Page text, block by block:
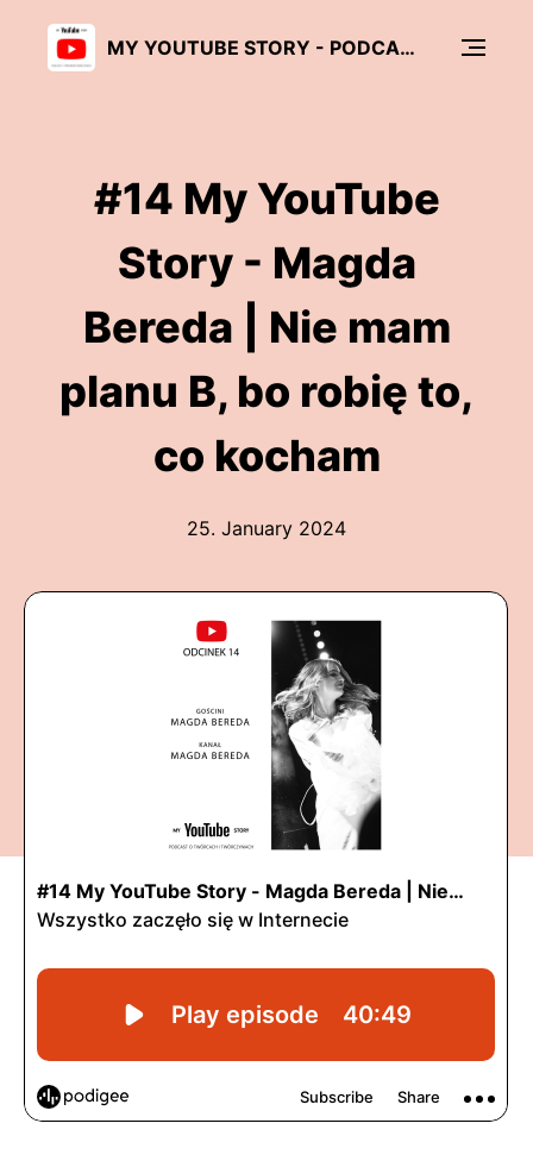
MY YOUTUBE STORY - PODCAST O TWÓRCACH I TWÓRCZYNIACH
#14 My YouTube
Story - Magda
Bereda | Nie mam
planu B, bo robię to,
co kocham
25. January 2024